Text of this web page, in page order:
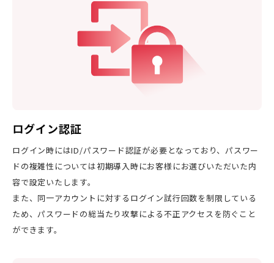
ログイン認証
ログイン時にはID/パスワード認証が必要となっており、パスワー
ドの複雑性については初期導入時にお客様にお選びいただいた内
容で設定いたします。
また、同一アカウントに対するログイン試行回数を制限している
ため、パスワードの総当たり攻撃による不正アクセスを防ぐこと
ができます。